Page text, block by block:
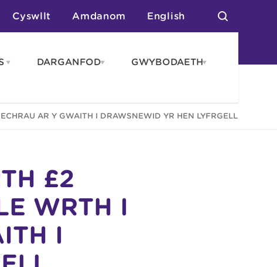
Cyswllt Amdanom English
Open
DARGANFODOpen
GWYBODAETHOpen
AR Y GWAITH I DRAWSNEWID YR HEN LYFRGELL
£2
WRTH I
I